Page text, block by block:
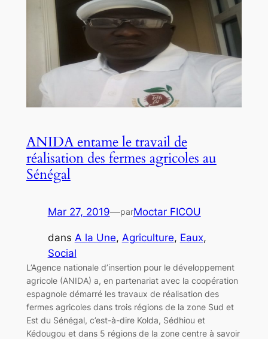
ANIDA entame le travail de
réalisation des fermes agricoles au
Sénégal
Mar 27, 2019—parMoctar FICOU
dans A la Une, Agriculture, Eaux
Social
L’Agence nationale d’insertion pour le développement
agricole (ANIDA) a, en partenariat avec la coopération
espagnole démarré les travaux de réalisation des
fermes agricoles dans trois régions de la zone Sud et
Est du Sénégal, c’est-à-dire Kolda, Sédhiou et
Kédougou et dans 5 régions de la zone centre à savoir